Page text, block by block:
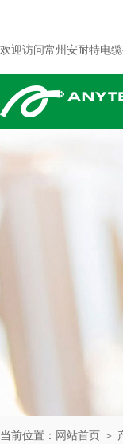
欢迎访问常州安耐特电缆
当前位置： 网站首页 ＞